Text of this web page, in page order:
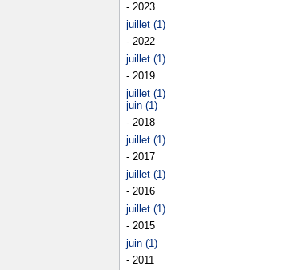
- 2023
juillet (1)
- 2022
juillet (1)
- 2019
juillet (1)
juin (1)
- 2018
juillet (1)
- 2017
juillet (1)
- 2016
juillet (1)
- 2015
juin (1)
- 2011